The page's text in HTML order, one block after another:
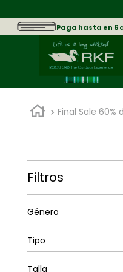
Paga hasta en 6
Final Sale 60%
Filtros
Género
Tipo
Talla